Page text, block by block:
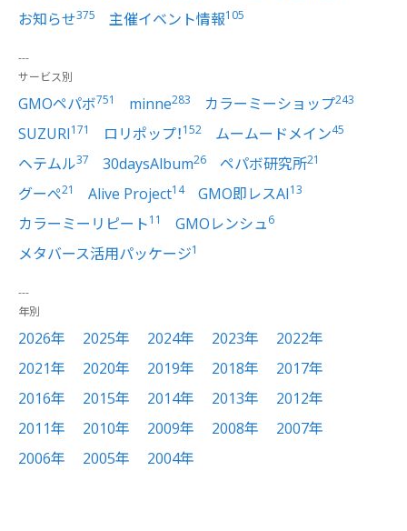
お知らせ375 主催イベント情報105
サービス別
GMOペパボ751 minne283 カラーミーショップ243
SUZURI171 ロリポップ！152 ムームードメイン45
ヘテムル37 30daysAlbum26 ペパボ研究所21
グーぺ21 Alive Project14 GMO即レスAI13
カラーミーリピート11 GMOレンシュ6
メタバース活用パッケージ1
年別
2026年 2025年 2024年 2023年
2022年
2021年
2020年 2019年 2018年
2017年
2016年
2015年 2014年 2013年
2012年
2011年
2010年 2009年 2008年
2007年
2006年
2005年 2004年